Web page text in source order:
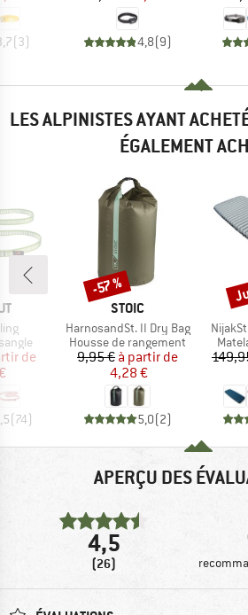
(3) 4,8(9)
LES ALPINISTES AYANT
ÉGALEMENT
réduit
de
(74)
MARQUE
STOIC
Article
HarnosandSt. II Dry Bag
Product group
Housse de rangement
Prix
9,95 € Prix réduit
à partir de
4,28 €
5,0(2)
Remise
-57 %
Article
APERÇU DES
4,5
(26)